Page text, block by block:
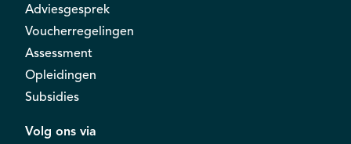
Adviesgesprek
Voucherregelingen
Assessment
Opleidingen
Subsidies
Volg ons via